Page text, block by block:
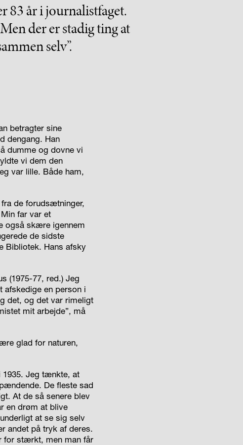
83 år i journalistfaget.
der er stadig ting at
selv”.
betragter sine
dengang. Han
dumme og dovne vi
vi dem den
var lille. Både ham,
de forudsætninger,
far var et
også skære igennem
de sidste
Bibliotek. Hans afsky
(1975-77, red.) Jeg
afskedige en person i
det, og det var rimeligt
mit arbejde”, må
glad for naturen,
1935. Jeg tænkte, at
De fleste sad
At de så senere blev
en drøm at blive
at se sig selv
andet på tryk af deres.
for stærkt, men man får